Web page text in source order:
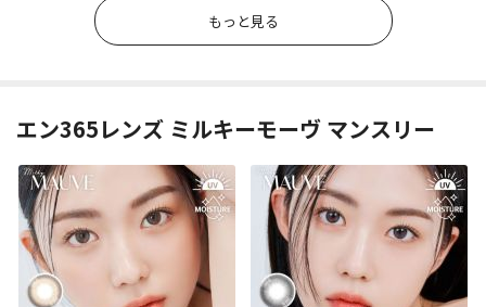
もっと見る
エン365レンズ ミルキーモーヴ マンスリー